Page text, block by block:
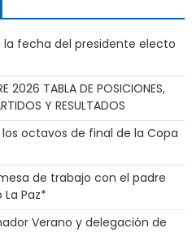
la fecha del presidente electo
2026 TABLA DE POSICIONES,
Y RESULTADOS
octavos de final de la Copa
de trabajo con el padre
Paz*
Verano y delegación de